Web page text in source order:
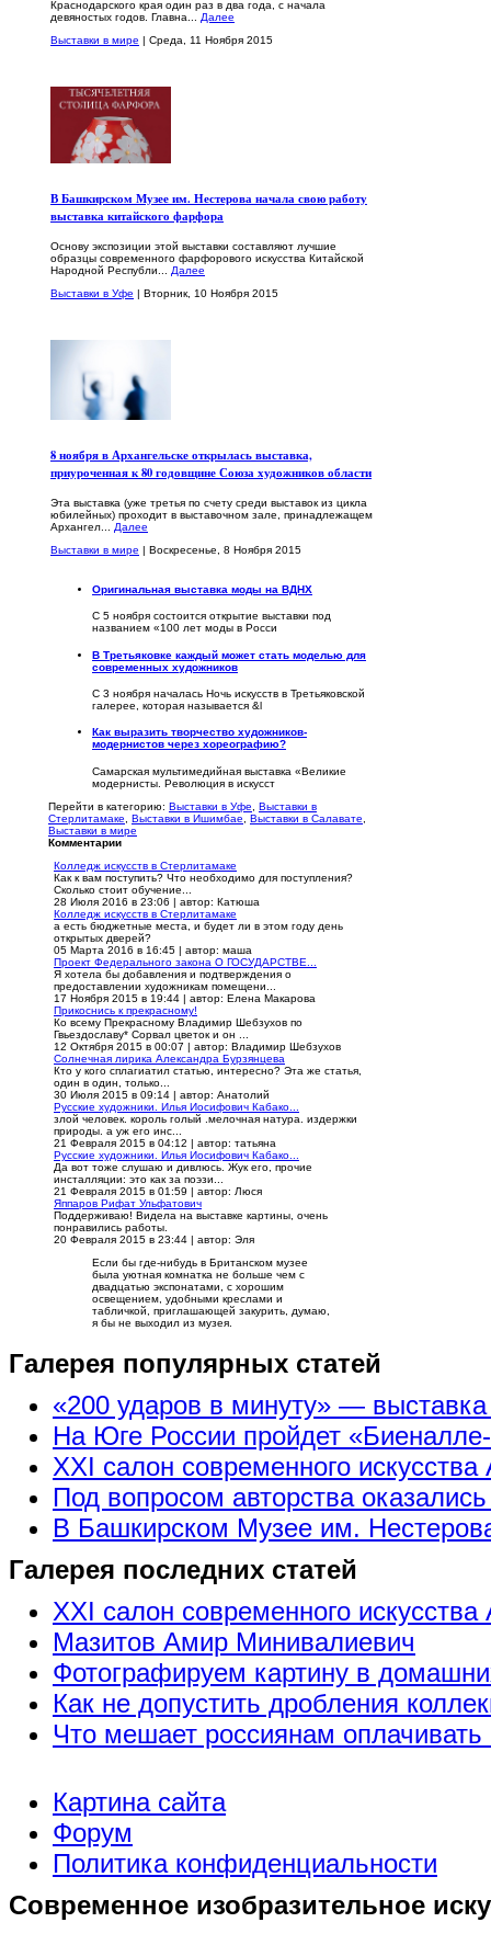
Краснодарского края один раз в два года, с начала
девяностых годов. Главна... Далее
Выставки в мире | Среда, 11 Ноября 2015
В Башкирском Музее им. Нестерова начала свою работу
выставка китайского фарфора
Основу экспозиции этой выставки составляют лучшие
образцы современного фарфорового искусства Китайской
Народной Республи... Далее
Выставки в Уфе | Вторник, 10 Ноября 2015
8 ноября в Архангельске открылась выставка,
приуроченная к 80 годовщине Союза художников области
Эта выставка (уже третья по счету среди выставок из цикла
юбилейных) проходит в выставочном зале, принадлежащем
Архангел... Далее
Выставки в мире | Воскресенье, 8 Ноября 2015
Оригинальная выставка моды на ВДНХ
С 5 ноября состоится открытие выставки под
названием «100 лет моды в Росси
В Третьяковке каждый может стать моделью для
современных художников
С 3 ноября началась Ночь искусств в Третьяковской
галерее, которая называется &l
Как выразить творчество художников-
модернистов через хореографию?
Самарская мультимедийная выставка «Великие
модернисты. Революция в искусст
Перейти в категорию: Выставки в Уфе
Выставки в
Стерлитамаке
Выставки в Ишимбае Выставки в Салавате
Выставки в мире
Комментарии
Колледж искусств в Стерлитамаке
Как к вам поступить? Что необходимо для поступления?
Сколько стоит обучение...
28 Июля 2016 в 23:06 | автор: Катюша
Колледж искусств в Стерлитамаке
а есть бюджетные места, и будет ли в этом году день
открытых дверей?
05 Марта 2016 в 16:45 | автор: маша
Проект Федерального закона О ГОСУДАРСТВЕ...
Я хотела бы добавления и подтверждения о
предоставлении художникам помещени...
17 Ноября 2015 в 19:44 | автор: Елена Макарова
Прикоснись к прекрасному!
Ко всему Прекрасному Владимир Шебзухов по
Гвьездославу* Сорвал цветок и он ...
12 Октября 2015 в 00:07 | автор: Владимир Шебзухов
Солнечная лирика Александра Бурзянцева
Кто у кого сплагиатил статью, интересно? Эта же статья,
один в один, только...
30 Июля 2015 в 09:14 | автор: Анатолий
Русские художники. Илья Иосифович Кабако...
злой человек. король голый .мелочная натура. издержки
природы. а уж его инс...
21 Февраля 2015 в 04:12 | автор: татьяна
Русские художники. Илья Иосифович Кабако...
Да вот тоже слушаю и дивлюсь. Жук его, прочие
инсталляции: это как за поэзи...
21 Февраля 2015 в 01:59 | автор: Люся
Яппаров Рифат Ульфатович
Поддерживаю! Видела на выставке картины, очень
понравились работы.
20 Февраля 2015 в 23:44 | автор: Эля
Если бы где-нибудь в Британском музее
была уютная комнатка не больше чем с
двадцатью экспонатами, с хорошим
освещением, удобными креслами и
табличкой, приглашающей закурить, думаю,
я бы не выходил из музея.
Галерея популярных статей
«200 ударов в минуту» —
На Юге России пройдет
XXI салон современного искусства
Под вопросом авторства
В Башкирском Музее им.
Галерея последних статей
XXI салон современного искусства
Мазитов Амир Минивалиевич
Фотографируем картину в
Как не допустить дробления
Что мешает россиянам
Картина сайта
Форум
Политика конфиденциальности
Современное изобразительное